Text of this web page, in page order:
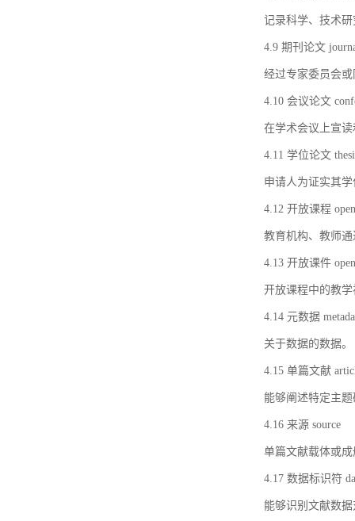
记录科学、技术
4.9 期刊论文
经过专家委员会
4.10 会议论文
在学术会议上宣
4.11 学位论文
申请人为证实其
4.12 开放课程
教育机构、教师
4.13 开放课件
开放课程中的教
4.14 元数据
关于数据的数据。
4.15 单篇文献
能够阐述特定主
4.16 来源 source
单篇文献载体或
4.17 数据标识符
能够识别文献数